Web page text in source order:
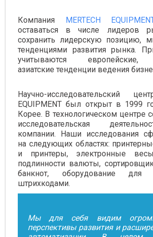
Компания MERTECH
оставаться в числе лидеров
сохранить лидерскую позицию,
тенденциями развития рынка.
учитываются европейские,
азиатские тенденции ведения
Научно-исследовательский
EQUIPMENT был открыт в 1999
Корее. В технологическом центре
исследовательская
компании. Наши исследования
на следующих областях:
и принтеры, электронные
подлинности валюты,
банкнот, оборудование
штрихкодами.
Мы для себя видим
перспективы развития и